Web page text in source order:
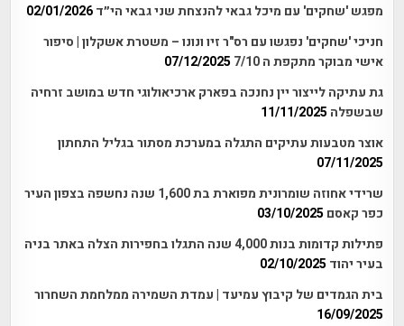
מפגש 'שחקים' עם מיכל גבאי להנצחת שני גבאי הי״ד 02/01/2026
חניכי 'שחקים' נפגשו עם רס"ר זיו ונונו – משטרת אשקלון | סיפור
אישי מבוקר מתקפת ה 7/10
07/12/2025
גת עתיקה לייצור יין נחנכה בפארק ארכיאולוגי חדש במושב זרחיה
שבשפלה 11/11/2025
אוצר מטבעות עתיקים התגלה במערכת מסתור בגליל התחתון
07/11/2025
שרידי אחוזה שומרונית מפוארת בת 1,600 שנה נחשפה בצפון העיר
כפר קאסם 03/10/2025
פתילות קדומות בנות 4,000 שנה התגלו בחפירות הצלה באתר בניה
בעיר יהוד 02/10/2025
בית הגמדים של קיבוץ עמיעד | עמדת השמירה ממלחמת השחרור
16/09/2025